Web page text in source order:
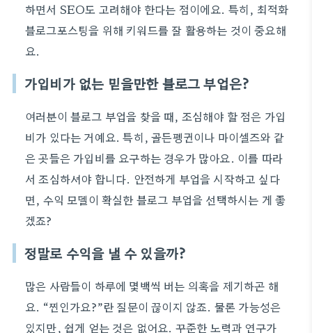
하면서 SEO도 고려해야 한다는 점이에요. 특히, 최적화
블로그포스팅을 위해 키워드를 잘 활용하는 것이 중요해
요.
가입비가 없는 믿을만한 블로그 부업은?
여러분이 블로그 부업을 찾을 때, 조심해야 할 점은 가입
비가 있다는 거예요. 특히, 골든펭귄이나 마이셀즈와 같
은 곳들은 가입비를 요구하는 경우가 많아요. 이를 따라
서 조심하셔야 합니다. 안전하게 부업을 시작하고 싶다
면, 수익 모델이 확실한 블로그 부업을 선택하시는 게 좋
겠죠?
정말로 수익을 낼 수 있을까?
많은 사람들이 하루에 몇백씩 버는 의혹을 제기하곤 해
요. “찐인가요?”란 질문이 끊이지 않죠. 물론 가능성은
있지만, 쉽게 얻는 것은 없어요. 꾸준한 노력과 연구가